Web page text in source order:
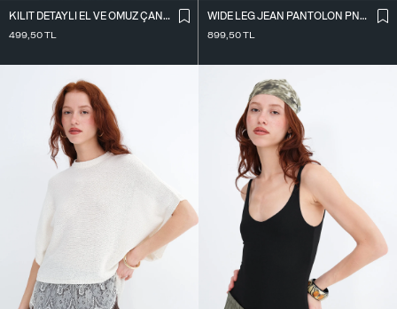
KILIT DETAYLI EL VE OMUZ ÇANTASI Ç41
499,50TL
WIDE LEG JEAN PANTOLON PN10030
899,50TL